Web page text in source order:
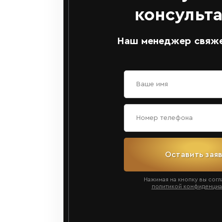
Наш менеджер
Оставить
Нажимая на кнопку вы
политикой